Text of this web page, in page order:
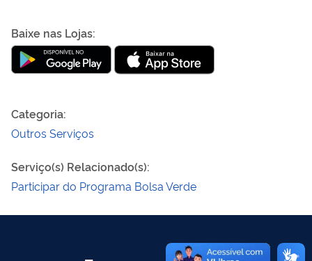
Baixe nas Lojas:
Baixar Bolsa Verde na App StoreBolsa Verde disponível no Google
Categoria:
Outros Serviços
Serviço(s) Relacionado(s):
Participar do Programa Bolsa Verde